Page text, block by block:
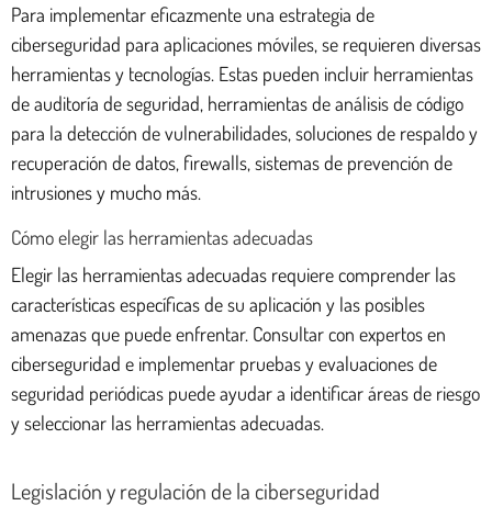
Para implementar eficazmente una estrategia de
ciberseguridad para aplicaciones móviles, se requieren diversas
herramientas y tecnologías. Estas pueden incluir herramientas
de auditoría de seguridad, herramientas de análisis de código
para la detección de vulnerabilidades, soluciones de respaldo y
recuperación de datos, firewalls, sistemas de prevención de
intrusiones y mucho más.
Cómo elegir las herramientas adecuadas
Elegir las herramientas adecuadas requiere comprender las
características específicas de su aplicación y las posibles
amenazas que puede enfrentar. Consultar con expertos en
ciberseguridad e implementar pruebas y evaluaciones de
seguridad periódicas puede ayudar a identificar áreas de riesgo
y seleccionar las herramientas adecuadas.
Legislación y regulación de la ciberseguridad